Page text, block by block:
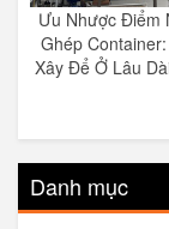
Ưu Nhược Điểm
Ghép
Xây Để Ở Lâu
Danh mục